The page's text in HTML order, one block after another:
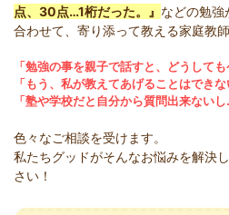
点、30点…1桁だった。』 などの勉強
合わせて、寄り添って教える家庭教師
「勉強の事を親子で話すと、どうしても
「もう、私が教えてあげることはできな
「塾や学校だと自分から質問出来ないし
色々なご相談を受けます。
私たちグッドがそんなお悩みを解決
さい！